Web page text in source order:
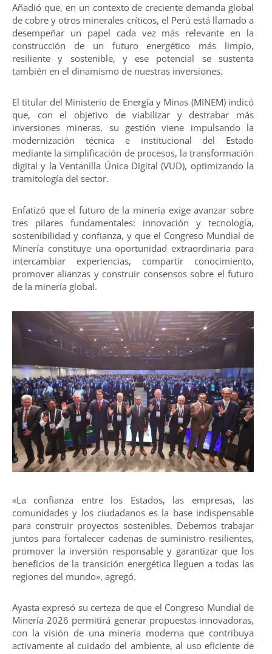
Añadió que, en un contexto de creciente demanda global
de cobre y otros minerales críticos, el Perú está llamado a
desempeñar un papel cada vez más relevante en la
construcción de un futuro energético más limpio,
resiliente y sostenible, y ese potencial se sustenta
también en el dinamismo de nuestras inversiones.
El titular del Ministerio de Energía y Minas (MINEM) indicó
que, con el objetivo de viabilizar y destrabar más
inversiones mineras, su gestión viene impulsando la
modernización técnica e institucional del Estado
mediante la simplificación de procesos, la transformación
digital y la Ventanilla Única Digital (VUD), optimizando la
tramitología del sector.
Enfatizó que el futuro de la minería exige avanzar sobre
tres pilares fundamentales: innovación y tecnología,
sostenibilidad y confianza, y que el Congreso Mundial de
Minería constituye una oportunidad extraordinaria para
intercambiar experiencias, compartir conocimiento,
promover alianzas y construir consensos sobre el futuro
de la minería global.
«La confianza entre los Estados, las empresas, las
comunidades y los ciudadanos es la base indispensable
para construir proyectos sostenibles. Debemos trabajar
juntos para fortalecer cadenas de suministro resilientes,
promover la inversión responsable y garantizar que los
beneficios de la transición energética lleguen a todas las
regiones del mundo», agregó.
Ayasta expresó su certeza de que el Congreso Mundial de
Minería 2026 permitirá generar propuestas innovadoras,
con la visión de una minería moderna que contribuya
activamente al cuidado del ambiente, al uso eficiente de